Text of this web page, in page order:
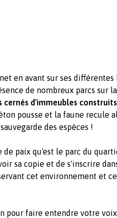
en avant sur ses différentes
de nombreux parcs sur
cernés d'immeubles
pousse et la faune recule
des espèces !
de paix qu'est le parc du
sa copie et de s'inscrire
cet environnement et
pour faire entendre votre